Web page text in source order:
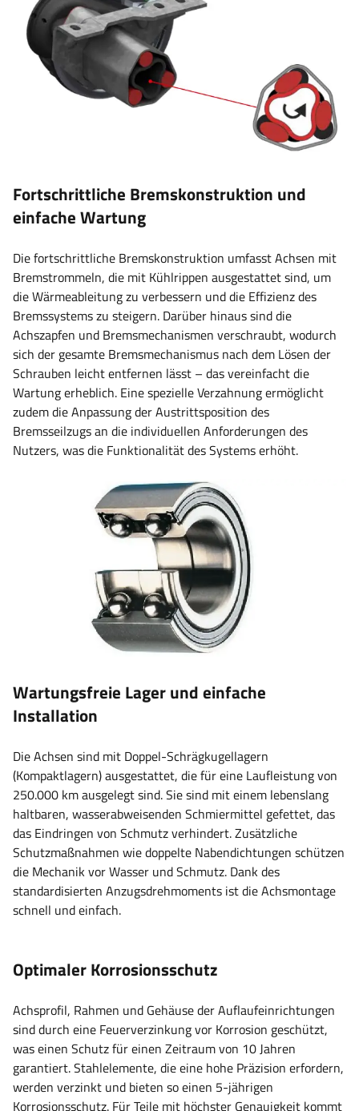
Fortschrittliche Bremskonstruktion und
einfache Wartung
Die fortschrittliche Bremskonstruktion umfasst Achsen mit
Bremstrommeln, die mit Kühlrippen ausgestattet sind, um
die Wärmeableitung zu verbessern und die Effizienz des
Bremssystems zu steigern. Darüber hinaus sind die
Achszapfen und Bremsmechanismen verschraubt, wodurch
sich der gesamte Bremsmechanismus nach dem Lösen der
Schrauben leicht entfernen lässt – das vereinfacht die
Wartung erheblich. Eine spezielle Verzahnung ermöglicht
zudem die Anpassung der Austrittsposition des
Bremsseilzugs an die individuellen Anforderungen des
Nutzers, was die Funktionalität des Systems erhöht.
Wartungsfreie Lager und einfache
Installation
Die Achsen sind mit Doppel-Schrägkugellagern
(Kompaktlagern) ausgestattet, die für eine Laufleistung von
250.000 km ausgelegt sind. Sie sind mit einem lebenslang
haltbaren, wasserabweisenden Schmiermittel gefettet, das
das Eindringen von Schmutz verhindert. Zusätzliche
Schutzmaßnahmen wie doppelte Nabendichtungen schützen
die Mechanik vor Wasser und Schmutz. Dank des
standardisierten Anzugsdrehmoments ist die Achsmontage
schnell und einfach.
Optimaler Korrosionsschutz
Achsprofil, Rahmen und Gehäuse der Auflaufeinrichtungen
sind durch eine Feuerverzinkung vor Korrosion geschützt,
was einen Schutz für einen Zeitraum von 10 Jahren
garantiert. Stahlelemente, die eine hohe Präzision erfordern,
werden verzinkt und bieten so einen 5-jährigen
Korrosionsschutz. Für Teile mit höchster Genauigkeit kommt